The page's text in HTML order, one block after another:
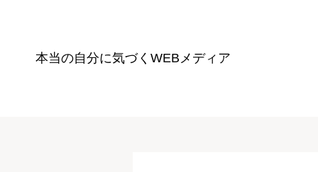
本当の自分に気づく WEBメディア